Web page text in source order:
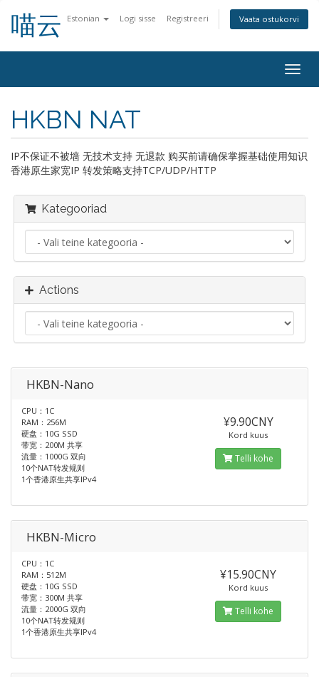
Estonian Logi sisse Registreeri Vaata ostukorvi
喵云
HKBN NAT
IP不保证不被墙 无技术支持 无退款 购买前请确保掌握基础使用知识
香港原生家宽IP 转发策略支持TCP/UDP/HTTP
Kategooriad
Actions
HKBN-Nano
CPU：1C
RAM：256M
硬盘：10G SSD
带宽：200M 共享
流量：1000G 双向
10个NAT转发规则
1个香港原生共享IPv4
¥9.90CNY
Kord kuus
Telli kohe
HKBN-Micro
CPU：1C
RAM：512M
硬盘：10G SSD
带宽：300M 共享
流量：2000G 双向
10个NAT转发规则
1个香港原生共享IPv4
¥15.90CNY
Kord kuus
Telli kohe